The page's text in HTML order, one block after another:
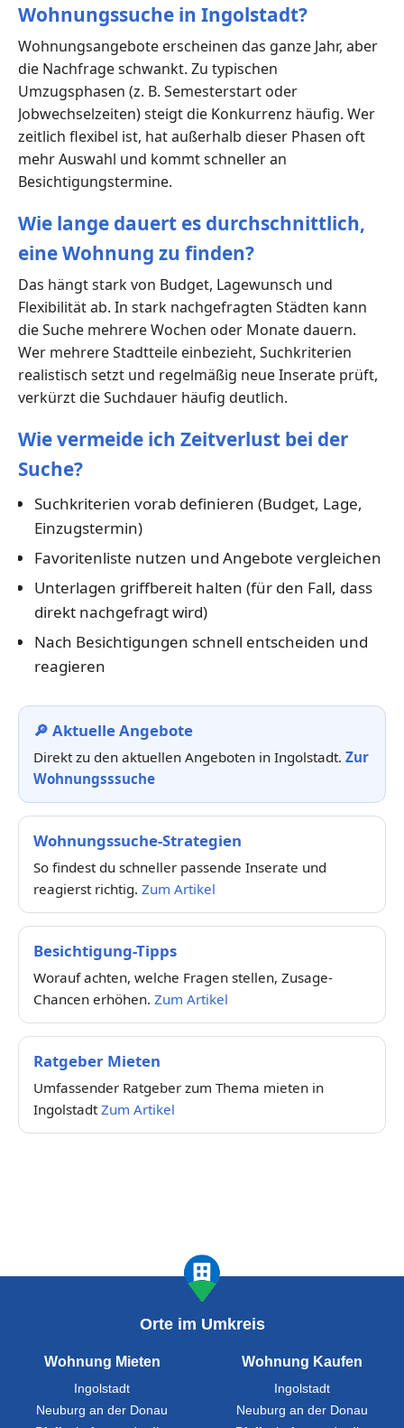
Wohnungssuche in Ingolstadt?
Wohnungsangebote erscheinen das ganze Jahr, aber
die Nachfrage schwankt. Zu typischen
Umzugsphasen (z. B. Semesterstart oder
Jobwechselzeiten) steigt die Konkurrenz häufig. Wer
zeitlich flexibel ist, hat außerhalb dieser Phasen oft
mehr Auswahl und kommt schneller an
Besichtigungstermine.
Wie lange dauert es durchschnittlich,
eine Wohnung zu finden?
Das hängt stark von Budget, Lagewunsch und
Flexibilität ab. In stark nachgefragten Städten kann
die Suche mehrere Wochen oder Monate dauern.
Wer mehrere Stadtteile einbezieht, Suchkriterien
realistisch setzt und regelmäßig neue Inserate prüft,
verkürzt die Suchdauer häufig deutlich.
Wie vermeide ich Zeitverlust bei der
Suche?
Suchkriterien vorab definieren (Budget, Lage,
Einzugstermin)
Favoritenliste nutzen und Angebote vergleichen
Unterlagen griffbereit halten (für den Fall, dass
direkt nachgefragt wird)
Nach Besichtigungen schnell entscheiden und
reagieren
🔎 Aktuelle Angebote
Direkt zu den aktuellen Angeboten in Ingolstadt. Zur
Wohnungsssuche
Wohnungssuche-Strategien
So findest du schneller passende Inserate und
reagierst richtig. Zum Artikel
Besichtigung-Tipps
Worauf achten, welche Fragen stellen, Zusage-
Chancen erhöhen. Zum Artikel
Ratgeber Mieten
Umfassender Ratgeber zum Thema mieten in
IngolstadtZum Artikel
Orte im Umkreis
Wohnung Mieten
Ingolstadt
Neuburg an der Donau
Wohnung Kaufen
Ingolstadt
Neuburg an der Donau